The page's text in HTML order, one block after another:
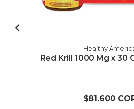
Healthy
Red Krill 1000 Mg x 30
$81.600